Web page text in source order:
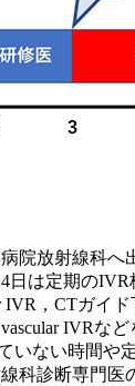
院放射線科へ
4日は定期の
IVR，CTガイ
IVRなど
いない時間や
科診断専門医